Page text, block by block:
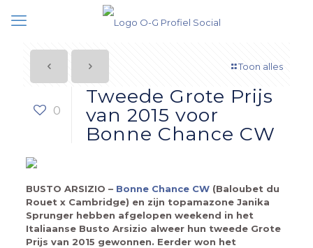
Toon alles
0
Tweede Grote Prijs
van 2015 voor
Bonne Chance CW
BUSTO ARSIZIO – Bonne Chance CW(Baloubet du
Rouet x Cambridge) en zijn topamazone Janika
Sprunger hebben afgelopen weekend in het
Italiaanse Busto Arsizio alweer hun tweede Grote
Prijs van 2015 gewonnen. Eerder won het